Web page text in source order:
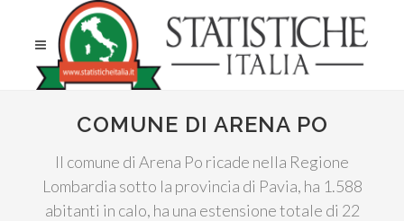
COMUNE DI ARENA PO
Il comune di Arena Po ricade nella Regione
Lombardia sotto la provincia di Pavia, ha 1.588
abitanti in calo, ha una estensione totale di 22